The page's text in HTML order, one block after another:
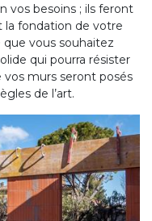
vos besoins ; ils feront
la fondation de votre
vous souhaitez
qui pourra résister
vos murs seront posés
de l’art.